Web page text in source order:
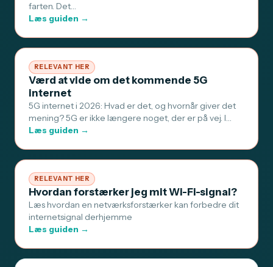
farten. Det…
Læs guiden →
RELEVANT HER
Værd at vide om det kommende 5G
internet
5G internet i 2026: Hvad er det, og hvornår giver det
mening? 5G er ikke længere noget, der er på vej. I…
Læs guiden →
RELEVANT HER
Hvordan forstærker jeg mit Wi-Fi-signal?
Læs hvordan en netværksforstærker kan forbedre dit
internetsignal derhjemme
Læs guiden →